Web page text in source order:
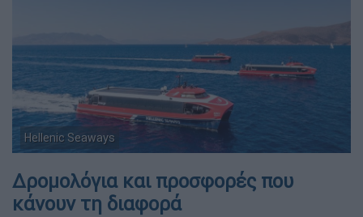
Hellenic Seaways
Δρομολόγια και προσφορές που
κάνουν τη διαφορά